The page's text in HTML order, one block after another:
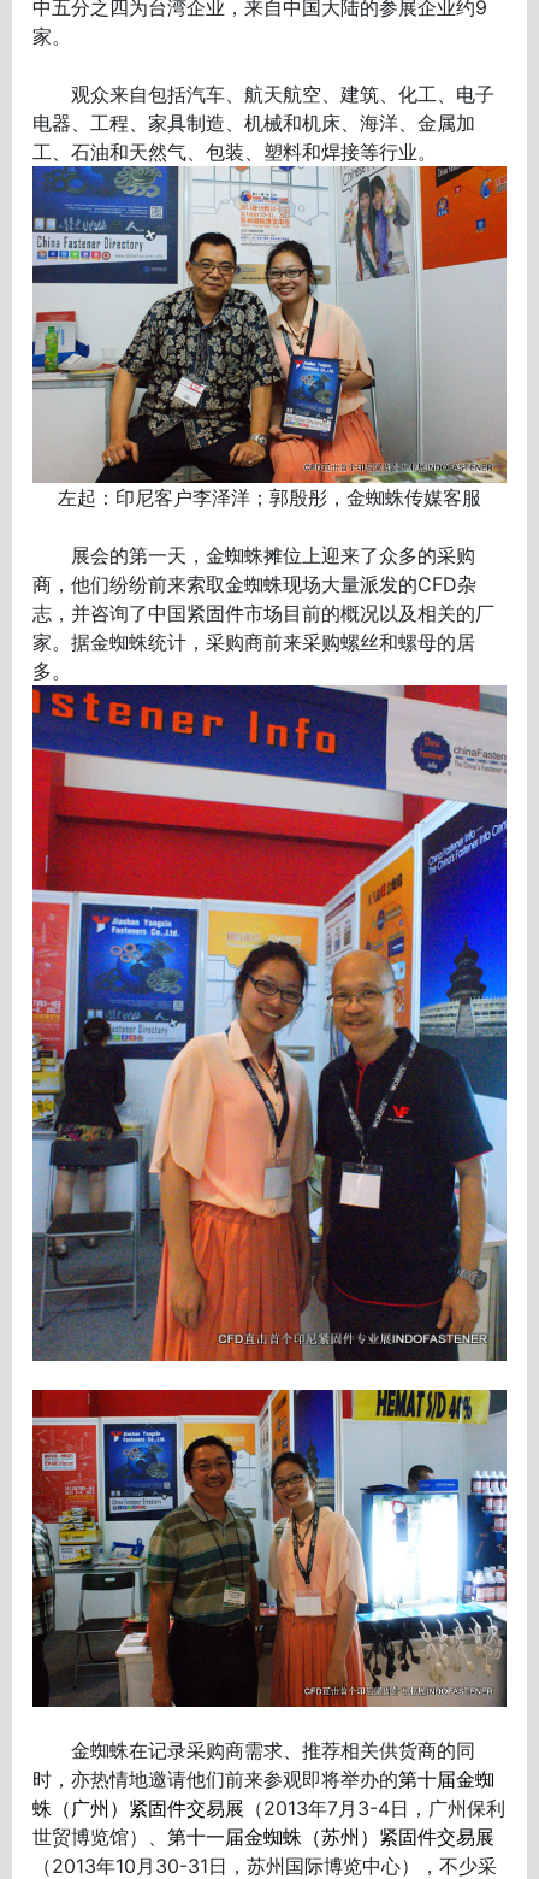
中五分之四为台湾企业，来自中国大陆的参展企业约9
家。
观众来自包括汽车、航天航空、建筑、化工、电子
电器、工程、家具制造、机械和机床、海洋、金属加
工、石油和天然气、包装、塑料和焊接等行业。
左起：印尼客户李泽洋；郭殷彤，金蜘蛛传媒客服
展会的第一天，金蜘蛛摊位上迎来了众多的采购
商，他们纷纷前来索取金蜘蛛现场大量派发的CFD杂
志，并咨询了中国紧固件市场目前的概况以及相关的厂
家。据金蜘蛛统计，采购商前来采购螺丝和螺母的居
多。
金蜘蛛在记录采购商需求、推荐相关供货商的同
时，亦热情地邀请他们前来参观即将举办的第十届金蜘
蛛（广州）紧固件交易展 （2013年7月3-4日，广州保利
世贸博览馆）、第十一届金蜘蛛（苏州）紧固件交易展
（2013年10月30-31日，苏州国际博览中心），不少采